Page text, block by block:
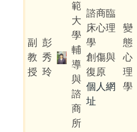
副
教
授
彭
秀
玲
範
大
學
輔
導
與
諮
商
所
諮商臨
床心理
學
創傷與
復原
個人網
址
變
態
心
理
學